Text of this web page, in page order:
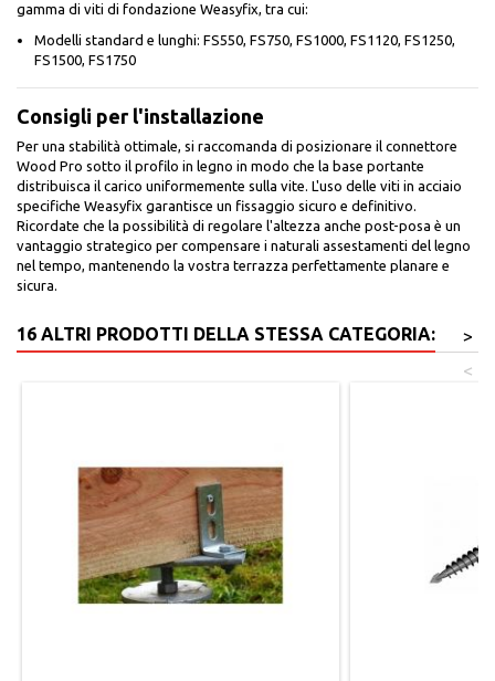
gamma di viti di fondazione Weasyfix, tra cui:
Modelli standard e lunghi: FS550, FS750, FS1000, FS1120, FS1250,
FS1500, FS1750
Consigli per l'installazione
Per una stabilità ottimale, si raccomanda di posizionare il connettore
Wood Pro sotto il profilo in legno in modo che la base portante
distribuisca il carico uniformemente sulla vite. L'uso delle viti in acciaio
specifiche Weasyfix garantisce un fissaggio sicuro e definitivo.
Ricordate che la possibilità di regolare l'altezza anche post-posa è un
vantaggio strategico per compensare i naturali assestamenti del legno
nel tempo, mantenendo la vostra terrazza perfettamente planare e
sicura.
16 ALTRI PRODOTTI DELLA STESSA CATEGORIA:
>
<